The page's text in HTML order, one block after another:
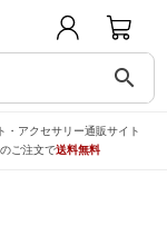
search
・アクセサリー通販サイト
ご注文で送料無料